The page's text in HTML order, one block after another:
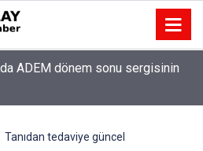
ADEM dönem sonu sergisinin
Tanıdan tedaviye güncel